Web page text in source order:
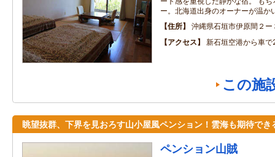
ー。北海道出身のオーナーが温か
住所
沖縄県石垣市伊原間２ー
アクセス
新石垣空港から車で
この施
眺望抜群、下界を見おろす山小屋風ペンション！雲海も期待でき
ペンション山賊